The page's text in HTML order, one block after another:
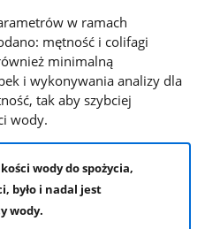
w ramach
mętność i colifagi
minimalną
i wykonywania analizy dla
tak aby szybciej
wody.
wody do spożycia,
było i nadal jest
wody.